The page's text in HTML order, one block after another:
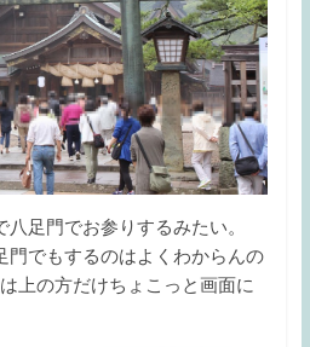
八足門でお参りするみたい。
門でもするのはよくわからんの
上の方だけちょこっと画面に